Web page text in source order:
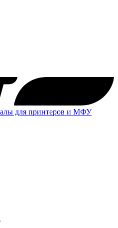
для принтеров и МФУ